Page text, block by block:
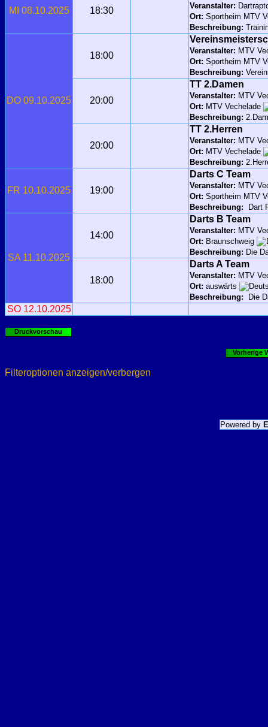
MI 08.10.2025 18:30 Veranstalter:
Ort: Sportheim MTV
Beschreibung:
DO 09.10.2025
18:00 Veranstalter: MTV
Ort: Sportheim MTV
Beschreibung:
20:00
TT 2.Damen
Veranstalter: MTV
Ort: MTV Vechelade
Beschreibung:
20:00
TT 2.Herren
Veranstalter: MTV
Ort: MTV Vechelade
Beschreibung:
FR 10.10.2025 19:00
Darts C Team
Veranstalter: MTV
Ort: Sportheim MTV
Beschreibung: Dart
SA 11.10.2025
14:00
Darts B Team
Veranstalter: MTV
Ort: Braunschweig
Beschreibung: Die
18:00
Darts A Team
Veranstalter: MTV
Ort: auswärts
Beschreibung: Die
SO 12.10.2025
Druckvorschau
Vorherige
Filteroptionen anzeigen/verbergen
Powered by